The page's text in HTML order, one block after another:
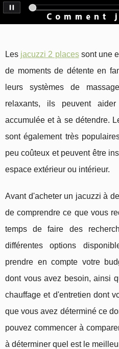
Les jacuzzi 2 placessont une
de moments de détente en
leurs systèmes de
relaxants, ils peuvent
accumulée et à se détendre.
sont également très
peu coûteux et peuvent être
espace extérieur ou intérieur.
Avant d'acheter un jacuzzi à
de comprendre ce que vous
temps de faire des
différentes options
prendre en compte votre
dont vous avez besoin, ainsi
chauffage et d'entretien dont
que vous avez déterminé ce
pouvez commencer à
à déterminer quel est le